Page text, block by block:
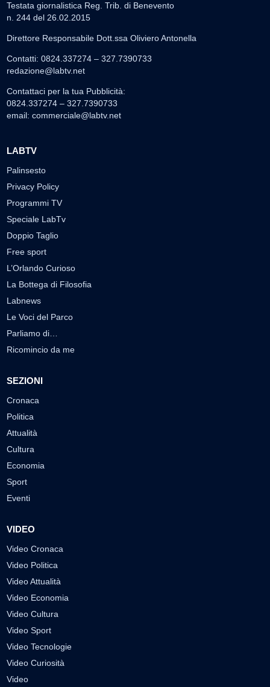
Testata giornalistica Reg. Trib. di Benevento
n. 244 del 26.02.2015
Direttore Responsabile Dott.ssa Oliviero Antonella
Contatti: 0824.337274 – 327.7390733
redazione@labtv.net
Contattaci per la tua Pubblicità:
0824.337274 – 327.7390733
email: commerciale@labtv.net
LABTV
Palinsesto
Privacy Policy
Programmi TV
Speciale LabTv
Doppio Taglio
Free sport
L’Orlando Curioso
La Bottega di Filosofia
Labnews
Le Voci del Parco
Parliamo di…
Ricomincio da me
SEZIONI
Cronaca
Politica
Attualità
Cultura
Economia
Sport
Eventi
VIDEO
Video Cronaca
Video Politica
Video Attualità
Video Economia
Video Cultura
Video Sport
Video Tecnologie
Video Curiosità
Video